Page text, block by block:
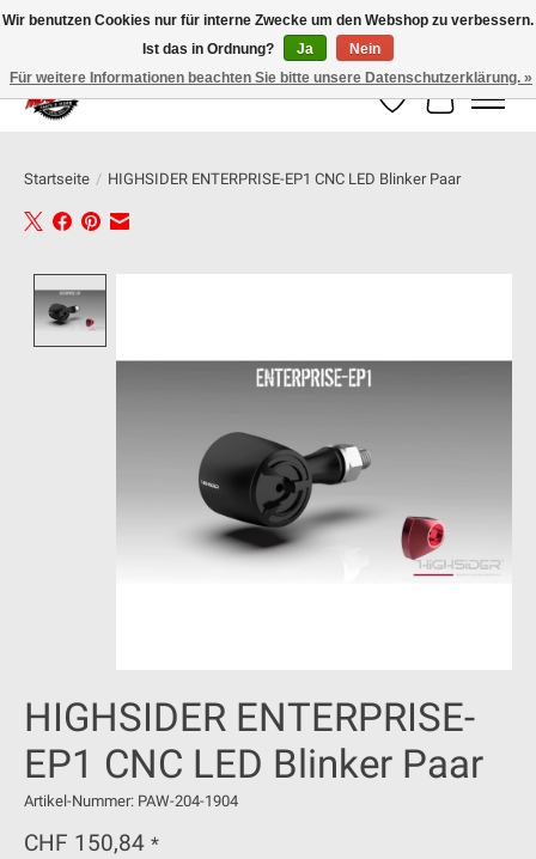
100% schweizer Onlineshop für Dein Motorrad
Wunschzettel
Ihr
Startseite / HIGHSIDER ENTERPRISE-EP1 CNC LED Blinker Paar
HIGHSIDER ENTERPRISE-
EP1 CNC LED Blinker Paar
Artikel-Nummer: PAW-204-1904
CHF 150,84 *
Wir benutzen Cookies nur für interne Zwecke um den Webshop zu verbessern.
Ist das in Ordnung?
Ja
Nein
Für weitere Informationen beachten Sie bitte unsere Datenschutzerklärung. »